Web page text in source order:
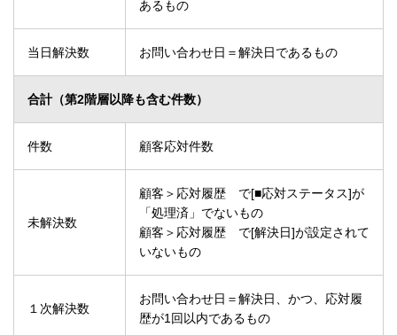
あるもの
当日解決数 お問い合わせ日＝解決日であるもの
合計（第2階層以降も含む件数）
件数 顧客応対件数
未解決数
顧客＞応対履歴 で[■応対ステータス]が
「処理済」でないもの
顧客＞応対履歴 で[解決日]が設定されて
いないもの
１次解決数
お問い合わせ日＝解決日、かつ、応対履
歴が1回以内であるもの